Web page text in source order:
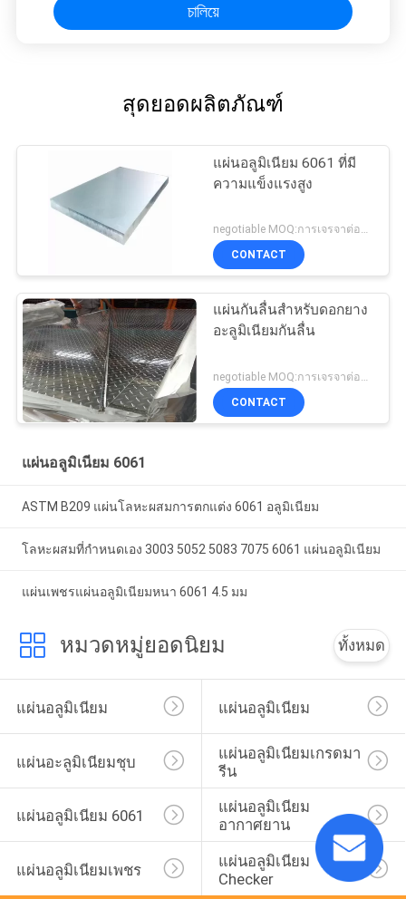
চালিয়ে
สุดยอดผลิตภัณฑ์
แผ่นอลูมิเนียม 6061 ที่มี
ความแข็งแรงสูง
negotiable MOQ:การเจรจาต่อรอง
CONTACT
แผ่นกันลื่นสำหรับดอกยาง
อะลูมิเนียมกันลื่น
negotiable MOQ:การเจรจาต่อรอง
CONTACT
แผ่นอลูมิเนียม 6061
ASTM B209 แผ่นโลหะผสมการตกแต่ง 6061 อลูมิเนียม
โลหะผสมที่กำหนดเอง 3003 5052 5083 7075 6061 แผ่นอลูมิเนียม
แผ่นเพชรแผ่นอลูมิเนียมหนา 6061 4.5 มม
หมวดหมู่ยอดนิยม ทั้งหมด
แผ่นอลูมิเนียม แผ่นอลูมิเนียม
แผ่นอะลูมิเนียมชุบ
แผ่นอลูมิเนียมเกรดมา
รีน
แผ่นอลูมิเนียม 6061
แผ่นอลูมิเนียม
อากาศยาน
แผ่นอลูมิเนียมเพชร
แผ่นอลูมิเนียม
Checker